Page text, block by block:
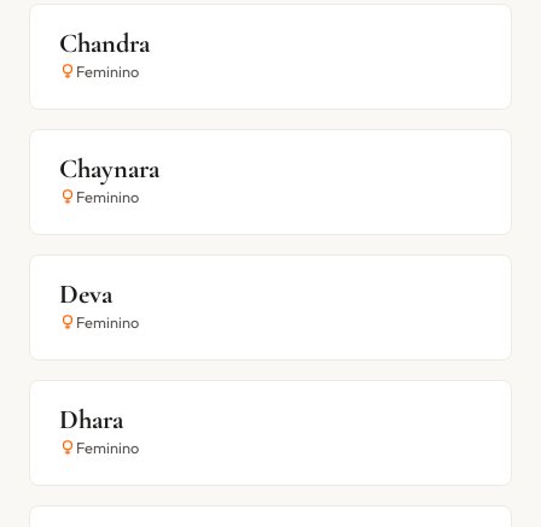
Chandra
Feminino
Chaynara
Feminino
Deva
Feminino
Dhara
Feminino